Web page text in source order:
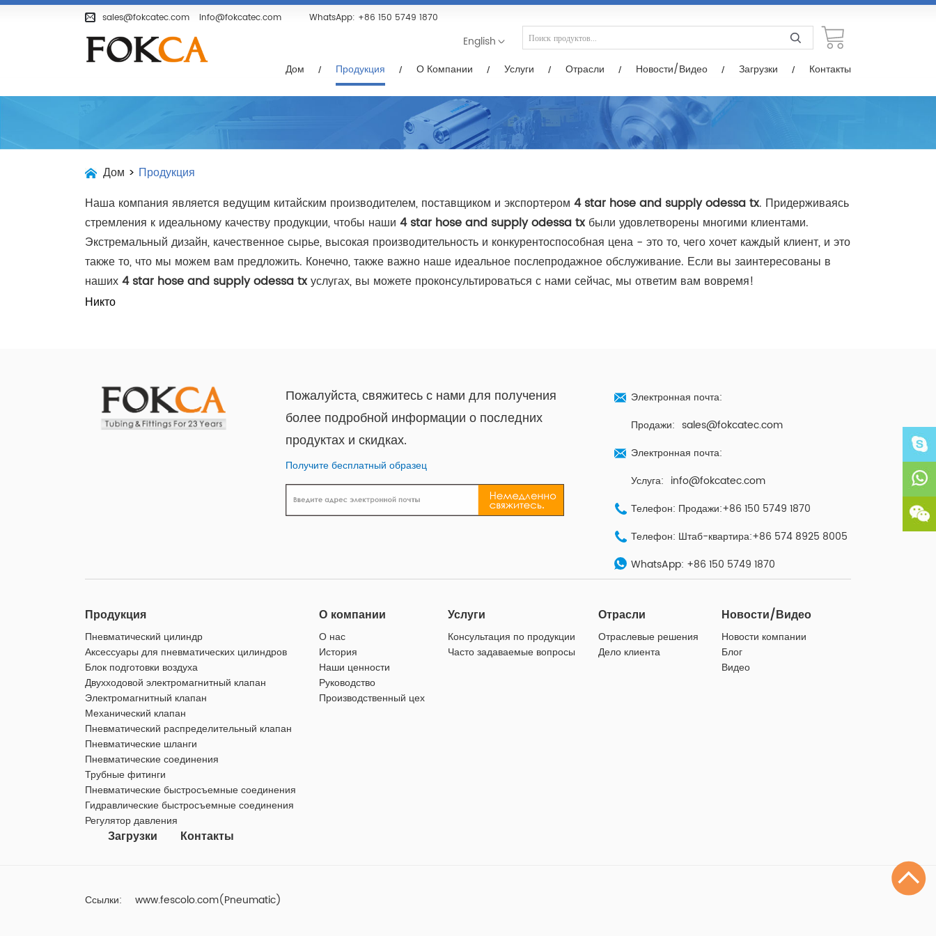
sales@fokcatec.com info@fokcatec.com WhatsApp: +86 150 5749 1870
English
Дом Продукция О Компании Услуги Отрасли Новости/Видео Загрузки Контакты
Дом Продукция Услуги Отрасли
Дом > Продукция
Наша компания является ведущим китайским производителем, поставщиком и экспортером 4 star hose and supply odessa tx. Придерживаясь
стремления к идеальному качеству продукции, чтобы наши 4 star hose and supply odessa tx были удовлетворены многими клиентами.
Экстремальный дизайн, качественное сырье, высокая производительность и конкурентоспособная цена - это то, чего хочет каждый клиент, и это
также то, что мы можем вам предложить. Конечно, также важно наше идеальное послепродажное обслуживание. Если вы заинтересованы в
наших 4 star hose and supply odessa tx услугах, вы можете проконсультироваться с нами сейчас, мы ответим вам вовремя!
Никто
Пожалуйста, свяжитесь с нами для получения
более подробной информации о последних
продуктах и ​​скидках.
Получите бесплатный образец
Электронная почта:
Продажи: sales@fokcatec.com
Электронная почта:
Услуга: info@fokcatec.com
Телефон: Продажи:+86 150 5749 1870
Телефон: Штаб-квартира:+86 574 8925 8005
WhatsApp: +86 150 5749 1870
Продукция
Пневматический цилиндр
Аксессуары для пневматических цилиндров
Блок подготовки воздуха
Двухходовой электромагнитный клапан
Электромагнитный клапан
Механический клапан
Пневматический распределительный клапан
Пневматические шланги
Пневматические соединения
Трубные фитинги
Пневматические быстросъемные соединения
Гидравлические быстросъемные соединения
Регулятор давления
О компании
О нас
История
Наши ценности
Руководство
Производственный цех
Услуги
Консультация по продукции
Часто задаваемые вопросы
Отрасли
Отраслевые решения
Дело клиента
Новости/Видео
Новости компании
Блог
Видео
Загрузки Контакты
Ссылки: www.fescolo.com(Pneumatic)